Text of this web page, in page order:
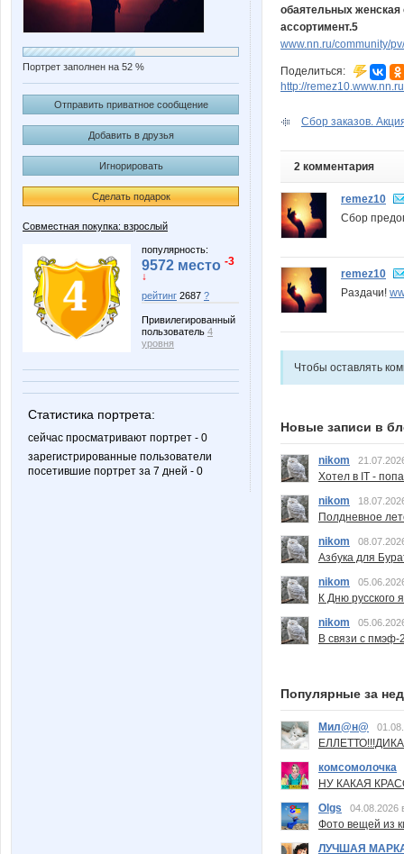
Портрет заполнен на 52 %
Отправить приватное сообщение
Добавить в друзья
Игнорировать
Сделать подарок
Совместная покупка: взрослый
популярность:
9572 место -3
↓
рейтинг 2687 ?
Привилегированный
пользователь 4
уровня
Статистика портрета:
сейчас просматривают портрет - 0
зарегистрированные пользователи
посетившие портрет за 7 дней - 0
обаятельных женская
ассортимент.5
www.nn.ru/community/
Поделиться:
http://
Сбор заказов.
2 комментария
remez10
Сбор
remez10
Раздачи!
Чтобы оставлять
Новые записи в
nikom
Хотел в IT -
nikom
Полдневное
nikom
Азбука для
nikom
К Дню русского
nikom
В связи с пмэф-
Популярные за
Мил@н@
комсомолочка
НУ КАКАЯ
Olgs
04.08.2026
Фото вещей из
ЛУЧШАЯ